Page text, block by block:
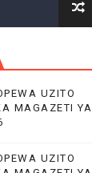
UZITO
MAGAZETI YA
UZITO